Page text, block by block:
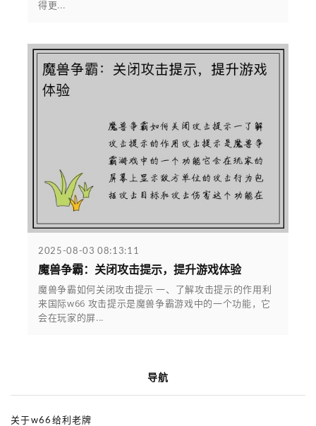
得更...
2025-08-03 08:13:11
魔兽争霸：关闭攻击提示，提升游戏体验
魔兽争霸如何关闭攻击提示 一、了解攻击提示的作用利
来国际w66 攻击提示是魔兽争霸游戏中的一个功能，它
会在玩家的屏...
导航
关于w66给利老牌